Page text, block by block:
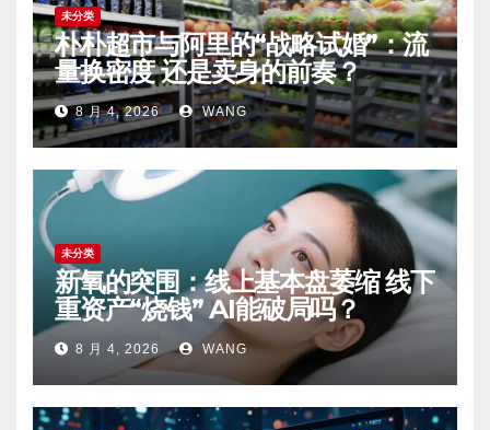
未分类
朴朴超市与阿里的“战略试婚”：流
量换密度 还是卖身的前奏？
8 月 4, 2026 WANG
未分类
新氧的突围：线上基本盘萎缩 线下
重资产“烧钱” AI能破局吗？
8 月 4, 2026 WANG